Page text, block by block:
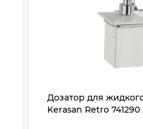
Дозатор для
Kerasan Retro